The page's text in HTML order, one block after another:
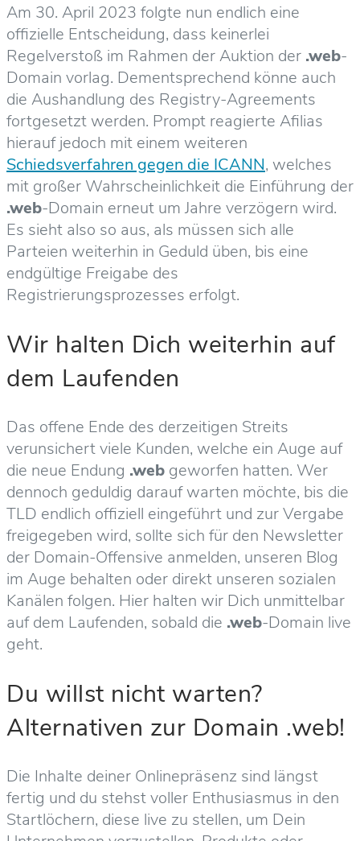
Am 30. April 2023 folgte nun endlich eine
offizielle Entscheidung, dass keinerlei
Regelverstoß im Rahmen der Auktion der .web-
Domain vorlag. Dementsprechend könne auch
die Aushandlung des Registry-Agreements
fortgesetzt werden. Prompt reagierte Afilias
hierauf jedoch mit einem weiteren
Schiedsverfahren gegen die ICANN, welches
mit großer Wahrscheinlichkeit die Einführung der
.web-Domain erneut um Jahre verzögern wird.
Es sieht also so aus, als müssen sich alle
Parteien weiterhin in Geduld üben, bis eine
endgültige Freigabe des
Registrierungsprozesses erfolgt.
Wir halten Dich weiterhin auf
dem Laufenden
Das offene Ende des derzeitigen Streits
verunsichert viele Kunden, welche ein Auge auf
die neue Endung .web geworfen hatten. Wer
dennoch geduldig darauf warten möchte, bis die
TLD endlich offiziell eingeführt und zur Vergabe
freigegeben wird, sollte sich für den Newsletter
der Domain-Offensive anmelden, unseren Blog
im Auge behalten oder direkt unseren sozialen
Kanälen folgen. Hier halten wir Dich unmittelbar
auf dem Laufenden, sobald die .web-Domain live
geht.
Du willst nicht warten?
Alternativen zur Domain .web!
Die Inhalte deiner Onlinepräsenz sind längst
fertig und du stehst voller Enthusiasmus in den
Startlöchern, diese live zu stellen, um Dein